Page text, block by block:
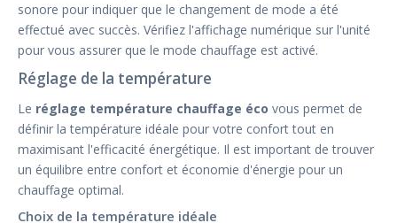
sonore pour indiquer que le changement de mode a été
effectué avec succès. Vérifiez l'affichage numérique sur l'unité
pour vous assurer que le mode chauffage est activé.
Réglage de la température
Le réglage température chauffage éco vous permet de
définir la température idéale pour votre confort tout en
maximisant l'efficacité énergétique. Il est important de trouver
un équilibre entre confort et économie d'énergie pour un
chauffage optimal.
Choix de la température idéale